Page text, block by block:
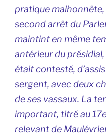
pratique
second arrêt du
maintint en même
antérieur du
était contesté,
sergent, avec deux
de ses vassaux. La
important, titré au
relevant de